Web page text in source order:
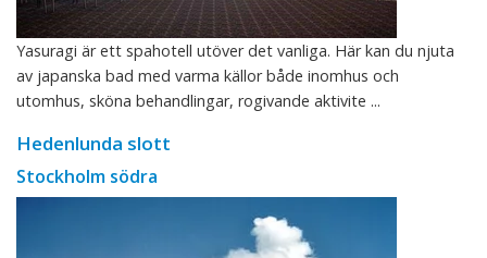
Yasuragi är ett spahotell utöver det vanliga. Här kan du njuta
av japanska bad med varma källor både inomhus och
utomhus, sköna behandlingar, rogivande aktivite ...
Hedenlunda slott
Stockholm södra